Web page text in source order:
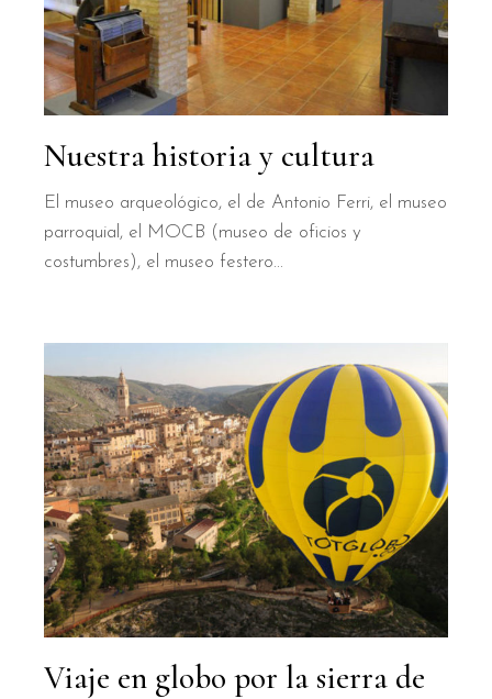
Nuestra historia y cultura
El museo arqueológico, el de Antonio Ferri, el museo
parroquial, el MOCB (museo de oficios y
costumbres), el museo festero...
Viaje en globo por la sierra de